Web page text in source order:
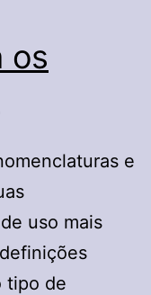
os
e
uso mais
tipo de